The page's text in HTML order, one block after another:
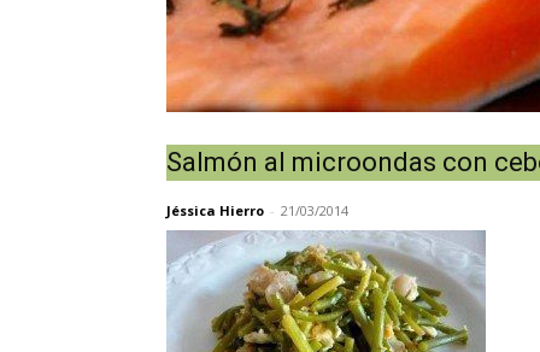
Salmón al microondas con
Jéssica Hierro - 21/03/2014